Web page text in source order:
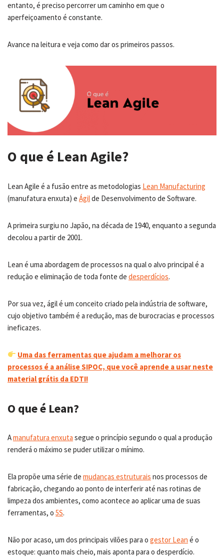
entanto, é preciso percorrer um caminho em que o
aperfeiçoamento é constante.
Avance na leitura e veja como dar os primeiros passos.
O que é Lean Agile?
Lean Agile é a fusão entre as metodologias Lean Manufacturing
(manufatura enxuta) e Ágilde Desenvolvimento de Software.
A primeira surgiu no Japão, na década de 1940, enquanto a segunda
decolou a partir de 2001.
Lean é uma abordagem de processos na qual o alvo principal é a
redução e eliminação de toda fonte de desperdícios.
Por sua vez, ágil é um conceito criado pela indústria de software,
cujo objetivo também é a redução, mas de burocracias e processos
ineficazes.
Uma das ferramentas que ajudam a melhorar os
processos é a análise SIPOC, que você aprende a usar neste
material grátis da EDTI!
O que é Lean?
Amanufatura enxuta segue o princípio segundo o qual a produção
renderá o máximo se puder utilizar o mínimo.
Ela propõe uma série de mudanças estruturais nos processos de
fabricação, chegando ao ponto de interferir até nas rotinas de
limpeza dos ambientes, como acontece ao aplicar uma de suas
ferramentas, o 5S.
Não por acaso, um dos principais vilões para o gestor Lean é o
estoque: quanto mais cheio, mais aponta para o desperdício.